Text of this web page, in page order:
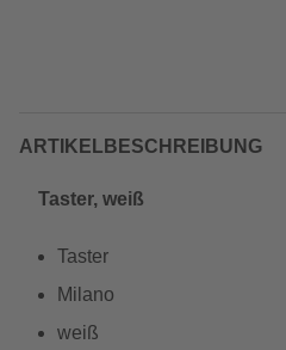
ARTIKELBESCHREIBUNG
Taster, weiß
Taster
Milano
weiß